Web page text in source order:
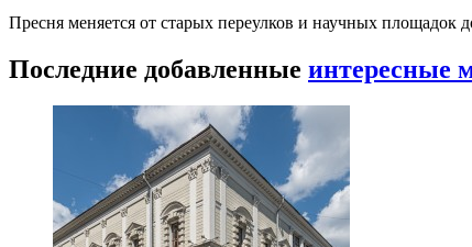
Пресня меняется от старых переулков и научных площадок
Последние добавленные интересные